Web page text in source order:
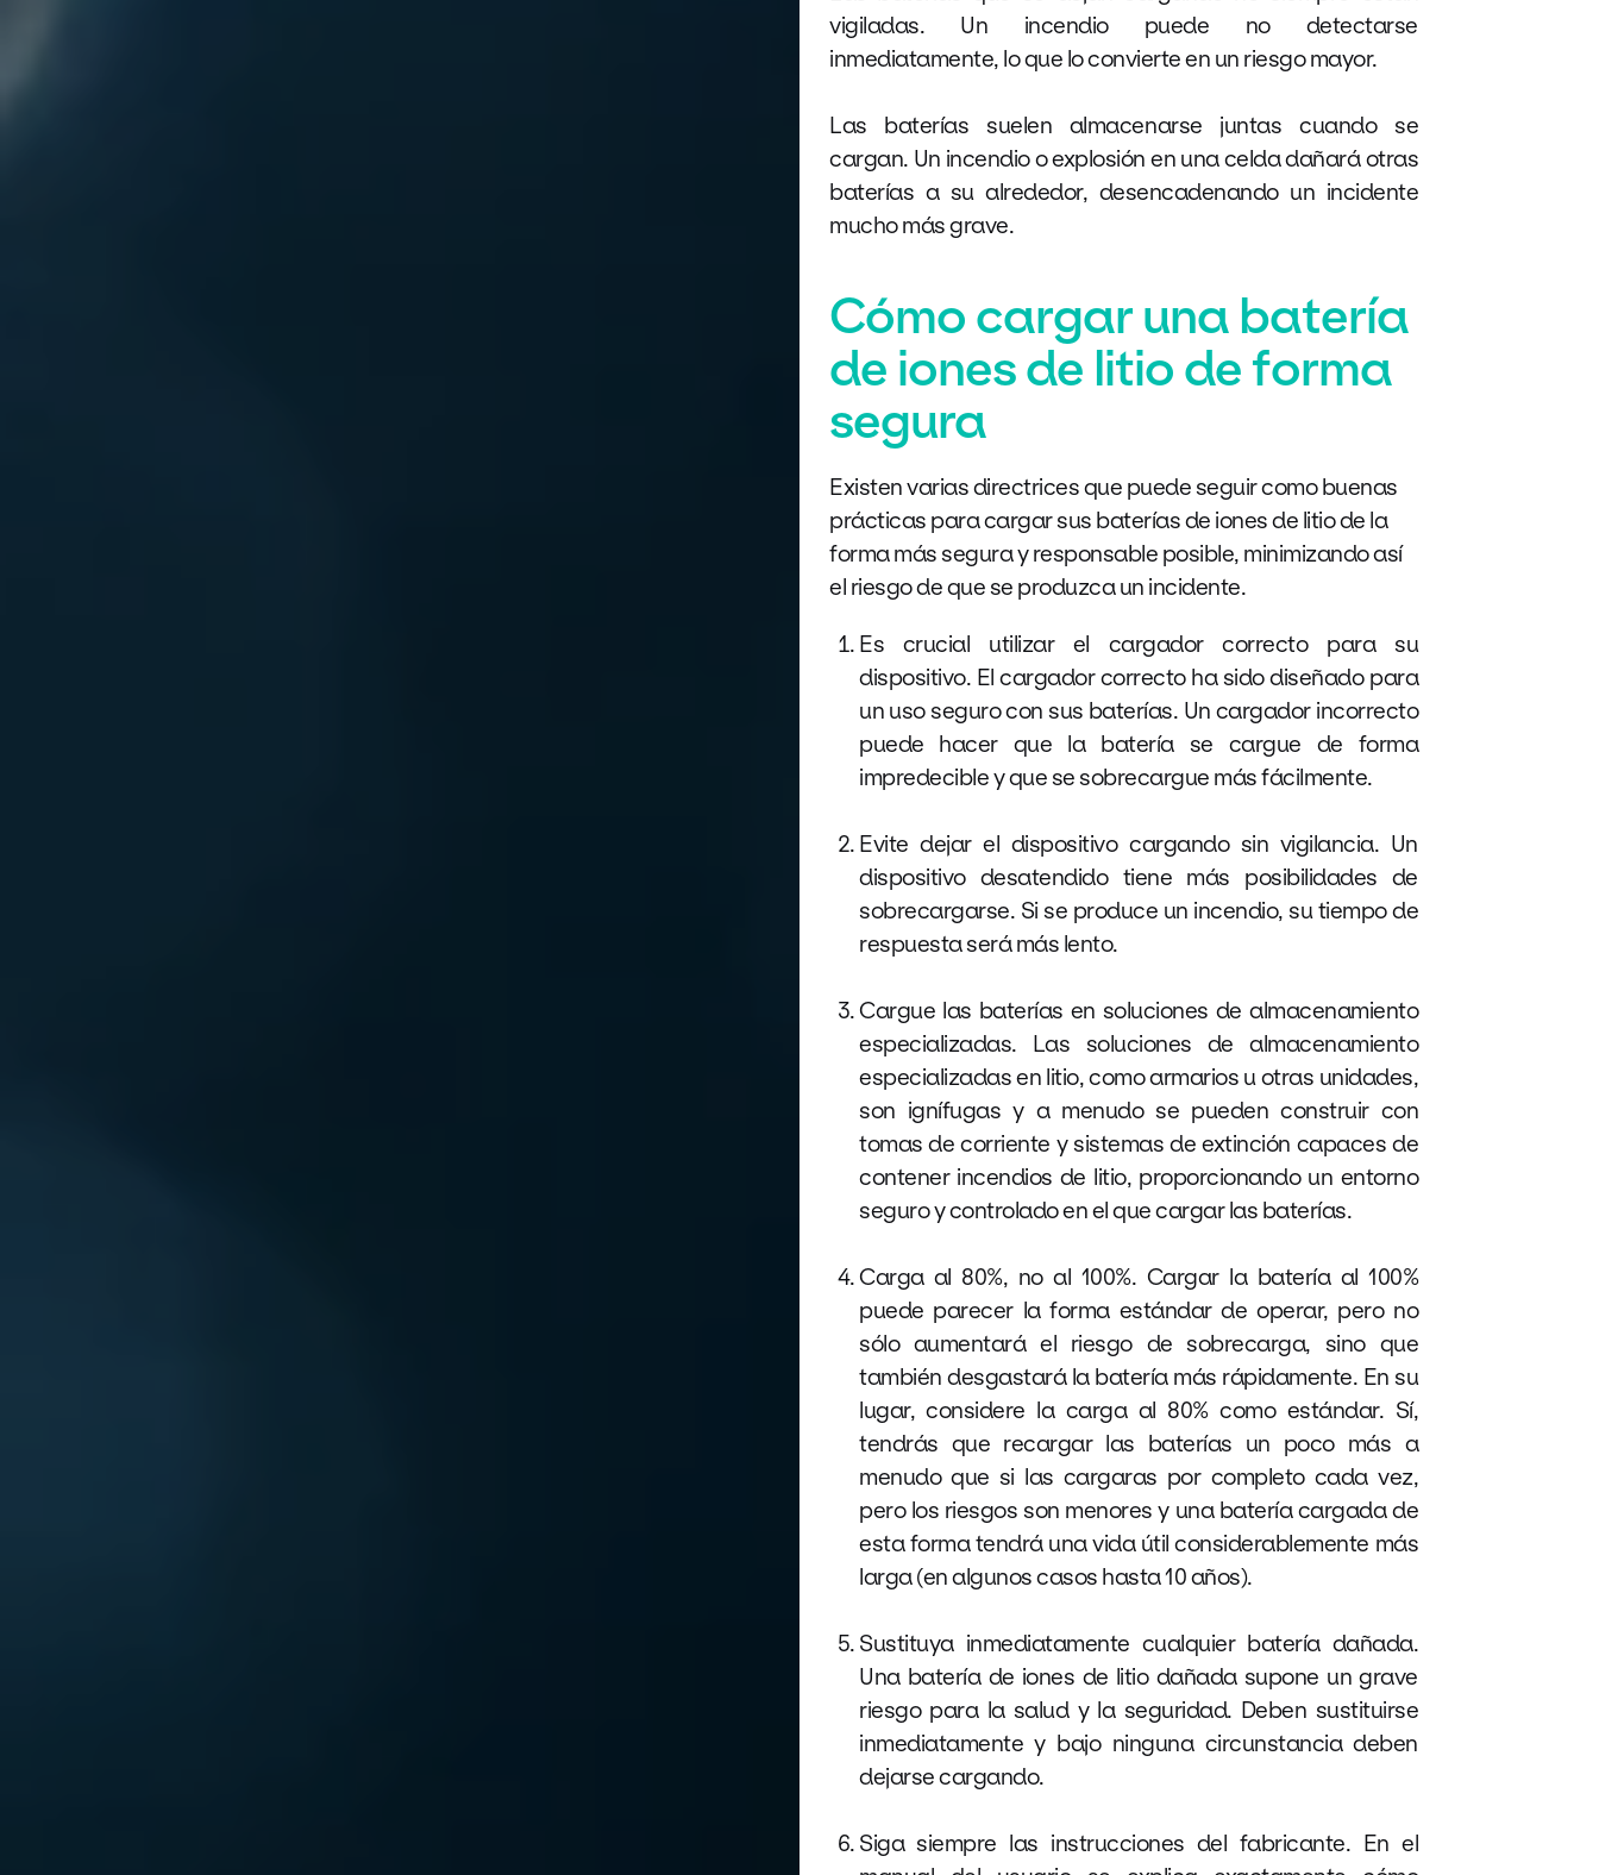
vigiladas. Un incendio puede no detectarse
inmediatamente, lo que lo convierte en un riesgo mayor.
Las baterías suelen almacenarse juntas cuando se
cargan. Un incendio o explosión en una celda dañará otras
baterías a su alrededor, desencadenando un incidente
mucho más grave.
Cómo cargar una batería
de iones de litio de forma
segura
Existen varias directrices que puede seguir como buenas
prácticas para cargar sus baterías de iones de litio de la
forma más segura y responsable posible, minimizando así
el riesgo de que se produzca un incidente.
Es crucial utilizar el cargador correcto para su
dispositivo. El cargador correcto ha sido diseñado para
un uso seguro con sus baterías. Un cargador incorrecto
puede hacer que la batería se cargue de forma
impredecible y que se sobrecargue más fácilmente.
Evite dejar el dispositivo cargando sin vigilancia. Un
dispositivo desatendido tiene más posibilidades de
sobrecargarse. Si se produce un incendio, su tiempo de
respuesta será más lento.
Cargue las baterías en soluciones de almacenamiento
especializadas. Las soluciones de almacenamiento
especializadas en litio, como armarios u otras unidades,
son ignífugas y a menudo se pueden construir con
tomas de corriente y sistemas de extinción capaces de
contener incendios de litio, proporcionando un entorno
seguro y controlado en el que cargar las baterías.
Carga al 80%, no al 100%. Cargar la batería al 100%
puede parecer la forma estándar de operar, pero no
sólo aumentará el riesgo de sobrecarga, sino que
también desgastará la batería más rápidamente. En su
lugar, considere la carga al 80% como estándar. Sí,
tendrás que recargar las baterías un poco más a
menudo que si las cargaras por completo cada vez,
pero los riesgos son menores y una batería cargada de
esta forma tendrá una vida útil considerablemente más
larga (en algunos casos hasta 10 años).
Sustituya inmediatamente cualquier batería dañada.
Una batería de iones de litio dañada supone un grave
riesgo para la salud y la seguridad. Deben sustituirse
inmediatamente y bajo ninguna circunstancia deben
dejarse cargando.
Siga siempre las instrucciones del fabricante. En el